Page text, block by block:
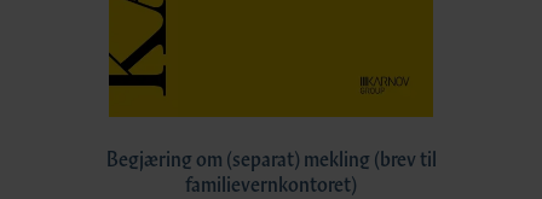
Begjæring om (separat) mekling (brev til
familievernkontoret)